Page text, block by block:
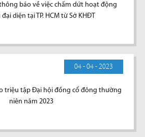
báo về việc chấm dứt hoạt động
diện tại TP. HCM từ Sở KHĐT
04 - 04 - 2023
triệu tập Đại hội đồng cổ đông thường
niên năm 2023